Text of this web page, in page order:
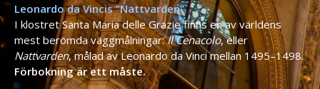
Leonardo da Vincis ”Nattvarden”
I klostret Santa Maria delle Grazie finns en av världens
mest berömda väggmålningar:Il Cenacolo, eller
Nattvarden, målad av Leonardo da Vinci mellan 1495–1498.
Förbokning är ett måste.